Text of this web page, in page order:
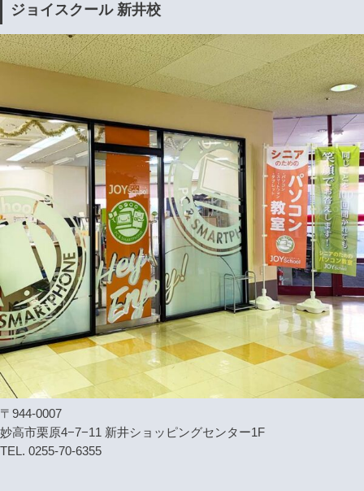
ジョイスクール 新井校
〒944-0007
妙高市栗原4−7−11 新井ショッピングセンター1F
TEL. 0255-70-6355